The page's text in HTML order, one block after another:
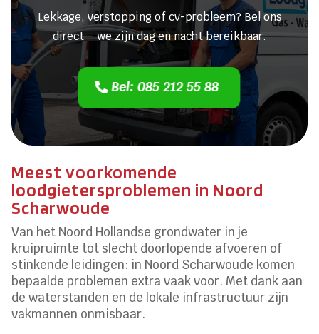
Lekkage, verstopping of cv-probleem? Bel ons
direct – we zijn dag en nacht bereikbaar.
Bel: 085 212 55 88
Meest voorkomende
loodgietersproblemen in Noord
Scharwoude
Van het Noord Hollandse grondwater in je
kruipruimte tot slecht doorlopende afvoeren of
stinkende leidingen: in Noord Scharwoude komen
bepaalde problemen extra vaak voor.​ Met dank aan
de waterstanden en de lokale infrastructuur zijn
vakmannen onmisbaar.​